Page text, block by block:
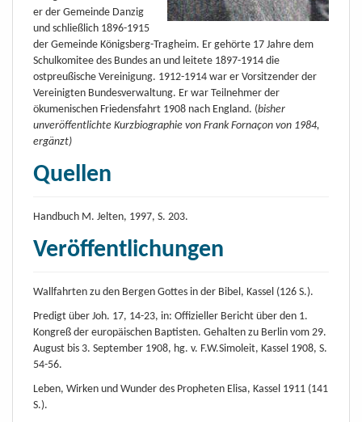
er der Gemeinde Danzig
und schließlich 1896-1915
der Gemeinde Königsberg-Tragheim. Er gehörte 17 Jahre dem
Schulkomitee des Bundes an und leitete 1897-1914 die
ostpreußische Vereinigung. 1912-1914 war er Vorsitzender der
Vereinigten Bundesverwaltung. Er war Teilnehmer der
ökumenischen Friedensfahrt 1908 nach England. (bisher
unveröffentlichte Kurzbiographie von Frank Fornaçon von 1984,
ergänzt)
Quellen
Handbuch M. Jelten, 1997, S. 203.
Veröffentlichungen
Wallfahrten zu den Bergen Gottes in der Bibel, Kassel (126 S.).
Predigt über Joh. 17, 14-23, in: Offizieller Bericht über den 1.
Kongreß der europäischen Baptisten. Gehalten zu Berlin vom 29.
August bis 3. September 1908, hg. v. F.W.Simoleit, Kassel 1908, S.
54-56.
Leben, Wirken und Wunder des Propheten Elisa, Kassel 1911 (141
S.).